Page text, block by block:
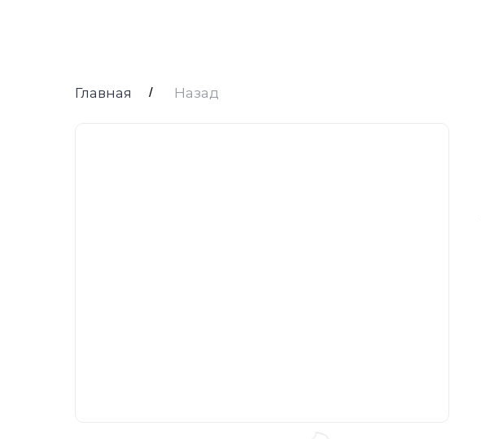
Главная / Назад